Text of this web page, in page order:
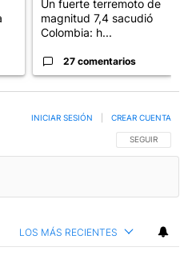
Un fuerte terremoto de
magnitud 7,4 sacudió
Colombia: h...
27 comentarios
SIGA ESTA
SEGUIR
INICIAR SESIÓN CREAR CUENTA
LOS MÁS RECIENTES